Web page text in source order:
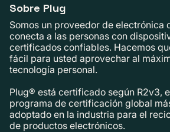
Sobre Plug
Somos un proveedor de electrónica
conecta a las personas con
certificados confiables. Hacemos
fácil para usted aprovechar al
tecnología personal.
Plug® está certificado según R2v3,
programa de certificación global
adoptado en la industria para el
de productos electrónicos.